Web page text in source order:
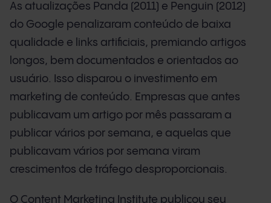
As atualizações Panda (2011) e Penguin (2012)
do Google penalizaram conteúdo de baixa
qualidade e links artificiais, premiando artigos
longos, bem documentados e orientados ao
usuário. Isso disparou o investimento em
marketing de conteúdo. Empresas que antes
publicavam um artigo por mês passaram a
publicar vários por semana, e aquelas que
publicavam vários por semana viram
crescimentos de tráfego desproporcionais.
O Content Marketing Institute publicou seu